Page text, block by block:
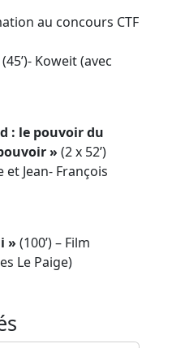
au concours CTF
(45’)- Koweit (avec
: le pouvoir du
» (2 x 52’)
et Jean- François
» (100’) – Film
Le Paige)